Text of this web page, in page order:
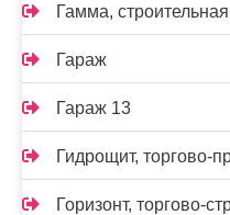
Гамма,
Гараж
Гараж 13
Гидрощит, торгово-
Горизонт, торгово-